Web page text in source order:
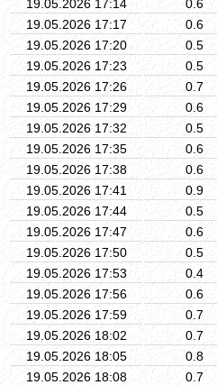
19.05.2026 17:14
0.6
19.05.2026 17:17
0.6
19.05.2026 17:20
0.5
19.05.2026 17:23
0.5
19.05.2026 17:26
0.7
19.05.2026 17:29
0.6
19.05.2026 17:32
0.5
19.05.2026 17:35
0.6
19.05.2026 17:38
0.6
19.05.2026 17:41
0.9
19.05.2026 17:44
0.5
19.05.2026 17:47
0.6
19.05.2026 17:50
0.5
19.05.2026 17:53
0.4
19.05.2026 17:56
0.6
19.05.2026 17:59
0.7
19.05.2026 18:02
0.7
19.05.2026 18:05
0.8
19.05.2026 18:08
0.7